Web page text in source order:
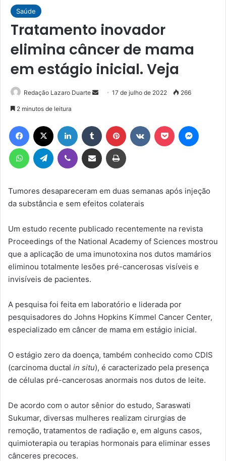
Saúde
Tratamento inovador
elimina câncer de mama
em estágio inicial. Veja
Redação Lazaro Duarte
Mande
mail
17 de julho de 2022 266
2 minutos de leitura
Facebook Linkedin Tumblr Pinterest Pocket
WhatsAppTelegram Viber Compartilhar via e-mail Imprimir
Tumores desapareceram em duas semanas após injeção
da substância e sem efeitos colaterais
Um estudo recente publicado recentemente na revista
Proceedings of the National Academy of Sciences mostrou
que a aplicação de uma imunotoxina nos dutos mamários
eliminou totalmente lesões pré-cancerosas visíveis e
invisíveis de pacientes.
A pesquisa foi feita em laboratório e liderada por
pesquisadores do Johns Hopkins Kimmel Cancer Center,
especializado em câncer de mama em estágio inicial.
O estágio zero da doença, também conhecido como CDIS
(carcinoma ductal in situ), é caracterizado pela presença
de células pré-cancerosas anormais nos dutos de leite.
De acordo com o autor sênior do estudo, Saraswati
Sukumar, diversas mulheres realizam cirurgias de
remoção, tratamentos de radiação e, em alguns casos,
quimioterapia ou terapias hormonais para eliminar esses
cânceres precoces.